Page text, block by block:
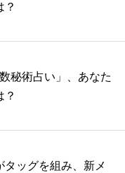
？
秘術占い」、あなた
？
ッグを組み、新メ